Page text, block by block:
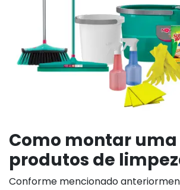
Como montar
produtos de
Conforme mencionado